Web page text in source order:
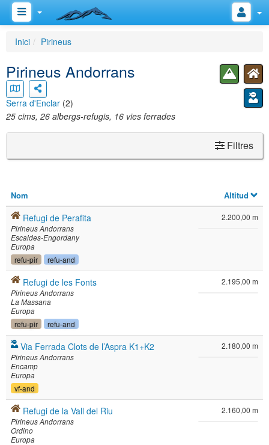
Inici Pirineus
Pirineus Andorrans
Serra d'Enclar (2)
25 cims, 26 albergs-refugis, 16 vies ferrades
Filtres
Nom Altitud
Refugi de Perafita
Pirineus Andorrans
Escaldes-Engordany
Europa
refu-pir refu-and
2.200,00 m
Refugi de les Fonts
Pirineus Andorrans
La Massana
Europa
refu-pir refu-and
2.195,00 m
Via Ferrada Clots de l’Aspra K1+K2
Pirineus Andorrans
Encamp
Europa
vf-and
2.180,00 m
Refugi de la Vall del Riu
Pirineus Andorrans
Ordino
Europa
2.160,00 m